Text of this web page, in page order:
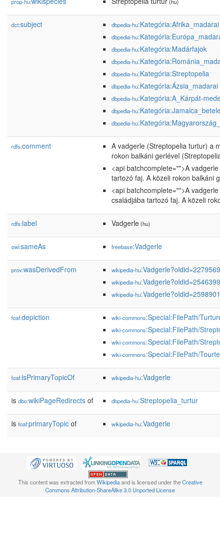
dct:subject dbpedia-hu:Kategória:Afrika_madarai
dbpedia-hu
dbpedia-hu:Kategória:Madárfajok
dbpedia-hu
dbpedia-hu:Kategória:Streptopelia
dbpedia-hu:Kategória:Ázsia_madarai
dbpedia-hu:Kategória:A_Kárpát-
dbpedia-hu
dbpedia-hu
rdfs:comment
A vadgerle (Streptopelia turtur) a
rokon balkáni gerlével
<api batchcomplete="">A
tartozó faj. A közeli rokon balkáni
<api batchcomplete="">A
családjába tartozó faj. A közeli
rdfs:label Vadgerle(hu)
owl:sameAs freebase:Vadgerle
prov:wasDerivedFrom wikipedia-hu
wikipedia-hu
wikipedia-hu
foaf:depiction wiki-commons:Special:FilePath/
wiki-commons:Special:FilePath/
wiki-commons:Special:FilePath/
wiki-commons:Special:FilePath/
foaf:isPrimaryTopicOf wikipedia-hu:Vadgerle
is dbo:wikiPageRedirects of dbpedia-hu:Streptopelia_turtur
is foaf:primaryTopic of wikipedia-hu:Vadgerle
This content was extracted fromWikipediaand is licensed under theCreative
Commons Attribution-ShareAlike 3.0 Unported License